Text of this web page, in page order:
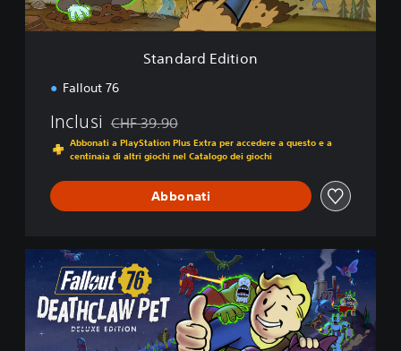
i
t
Standard Edition
Fallout 76
Inclusi Scontato dal prezzo originale di CHF 39.90
CHF 39.90
Abbonati a PlayStation Plus Extra per accedere a questo e a
centinaia di altri giochi nel Catalogo dei giochi
Abbonati